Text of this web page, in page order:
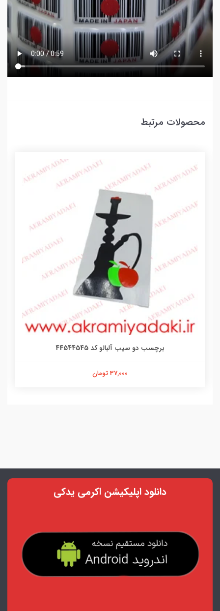
محصولات مرتبط
برچسب دو سیب آلبالو کد 44544545
37,000 تومان
دانلود اپلیکیشن اکرمی یدکی